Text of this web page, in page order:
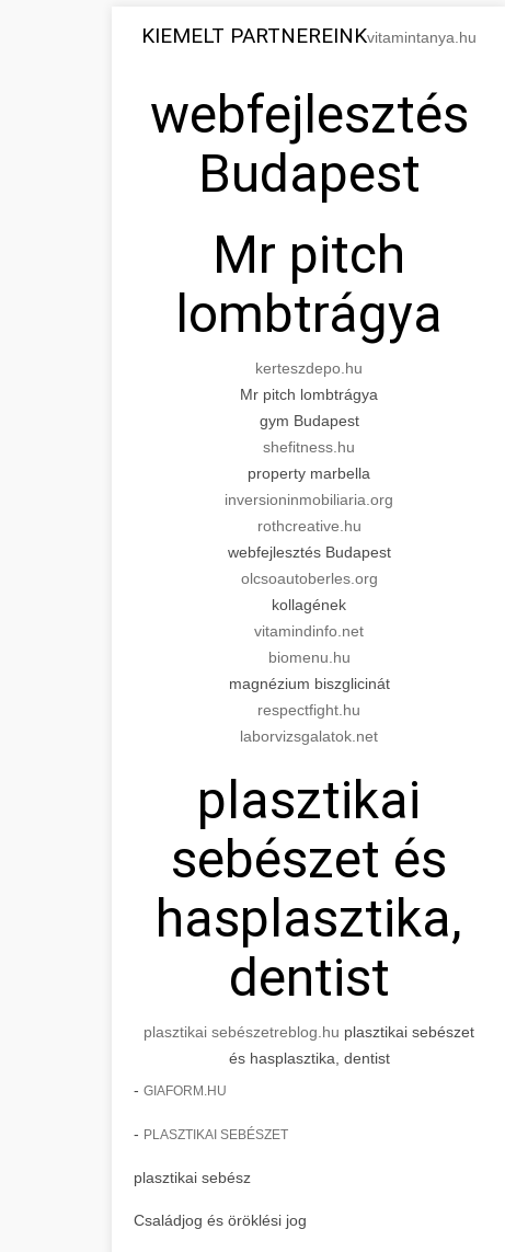
KIEMELT PARTNEREINKvitamintanya.hu
webfejlesztés
Budapest
Mr pitch
lombtrágya
kerteszdepo.hu
Mr pitch lombtrágya
gym Budapest
shefitness.hu
property marbella
inversioninmobiliaria.org
rothcreative.hu
webfejlesztés Budapest
olcsoautoberles.org
kollagének
vitamindinfo.net
biomenu.hu
magnézium biszglicinát
respectfight.hu
laborvizsgalatok.net
plasztikai
sebészet és
hasplasztika,
dentist
plasztikai sebészetreblog.hu plasztikai sebészet
és hasplasztika, dentist
- GIAFORM.HU
- PLASZTIKAI SEBÉSZET
plasztikai sebész
Családjog és öröklési jog